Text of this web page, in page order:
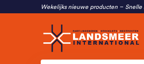
Wekelijks nieuwe producten Snelle